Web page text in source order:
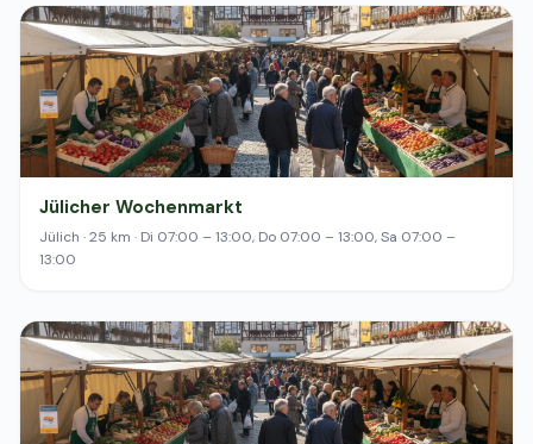
Jülicher Wochenmarkt
Jülich · 25 km · Di 07:00 – 13:00, Do 07:00 – 13:00, Sa 07:00 –
13:00